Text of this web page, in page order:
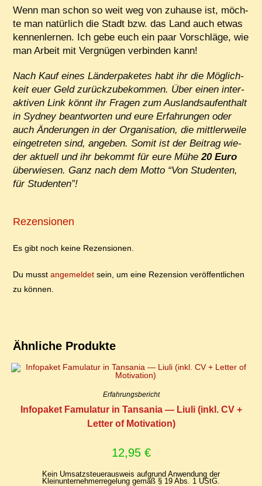
Wenn man schon so weit weg von zu­hau­se ist, möch­
te man na­tür­lich die Stadt bzw. das Land auch et­was
ken­nen­ler­nen. Ich ge­be euch ein paar Vor­schlä­ge, wie
man Ar­beit mit Ver­gnü­gen ver­bin­den kann!
Nach Kauf ei­nes Län­der­pa­ke­tes habt ihr die Mög­lich­
keit eu­er Geld zu­rück­zu­be­kom­men. Über ei­nen in­ter­
ak­ti­ven Link könnt ihr Fra­gen zum Aus­lands­auf­ent­halt
in Syd­ney be­ant­wor­ten und eu­re Er­fah­run­gen oder
auch Än­de­run­gen in der Or­ga­ni­sa­ti­on, die mitt­ler­wei­le
ein­ge­tre­ten sind, an­ge­ben. So­mit ist der Bei­trag wie­
der ak­tu­ell und ihr be­kommt für eu­re Mü­he20 Eu­ro
über­wie­sen. Ganz nach dem Mot­to “Von Stu­den­ten,
für Studenten”!
Rezensionen
Es gibt noch keine Rezensionen.
Du musstangemeldet sein, um eine Rezension veröffentlichen
zu können.
Ähnliche Produkte
Erfahrungsbericht
In­fo­pa­ket Famu­la­tur in Tan­sa­nia — Liu­li (inkl. CV +
Let­ter of Motivation)
12,95 €
Kein Umsatzsteuerausweis aufgrund Anwendung der
Kleinunternehmerregelung gemäß § 19 Abs. 1 UStG.